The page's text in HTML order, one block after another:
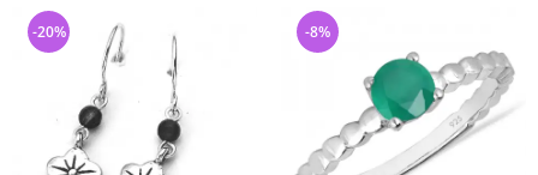
-20% -8%